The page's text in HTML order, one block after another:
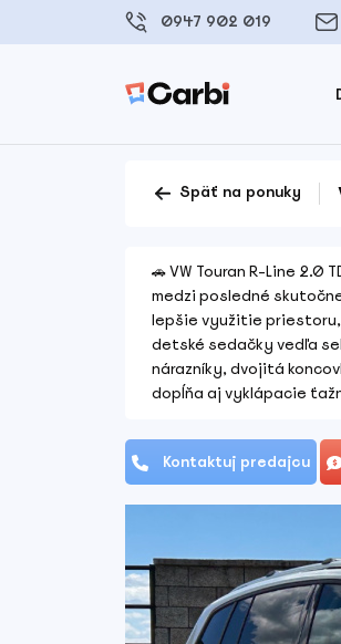
0947 902 019
Späť na ponuky
🚗 VW Touran R-Line 2.0
medzi posledné
lepšie využitie priestoru,
detské sedačky vedľa
nárazníky, dvojitá
dopĺňa aj vyklápacie
Kontaktuj predajcu